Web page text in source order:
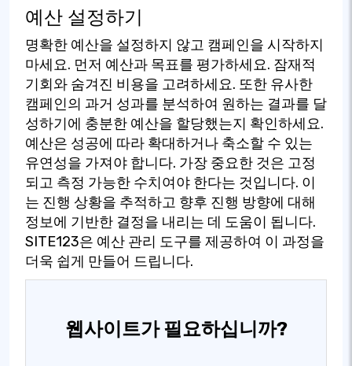
예산 설정하기
명확한 예산을 설정하지 않고 캠페인을 시작하지
마세요. 먼저 예산과 목표를 평가하세요. 잠재적
기회와 숨겨진 비용을 고려하세요. 또한 유사한
캠페인의 과거 성과를 분석하여 원하는 결과를 달
성하기에 충분한 예산을 할당했는지 확인하세요.
예산은 성공에 따라 확대하거나 축소할 수 있는
유연성을 가져야 합니다. 가장 중요한 것은 고정
되고 측정 가능한 수치여야 한다는 것입니다. 이
는 진행 상황을 추적하고 향후 진행 방향에 대해
정보에 기반한 결정을 내리는 데 도움이 됩니다.
SITE123은 예산 관리 도구를 제공하여 이 과정을
더욱 쉽게 만들어 드립니다.
웹사이트가 필요하십니까?